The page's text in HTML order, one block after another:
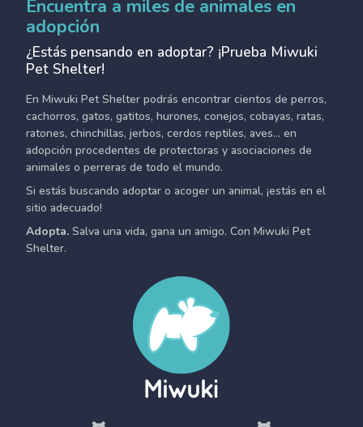
Encuentra a miles de animales en
adopción
¿Estás pensando en adoptar? ¡Prueba Miwuki
Pet Shelter!
En Miwuki Pet Shelter podrás encontrar cientos de perros,
cachorros, gatos, gatitos, hurones, conejos, cobayas, ratas,
ratones, chinchillas, jerbos, cerdos reptiles, aves... en
adopción procedentes de protectoras y asociaciones de
animales o perreras de todo el mundo.
Si estás buscando adoptar o acoger un animal, ¡estás en el
sitio adecuado!
Adopta. Salva una vida, gana un amigo. Con Miwuki Pet
Shelter.